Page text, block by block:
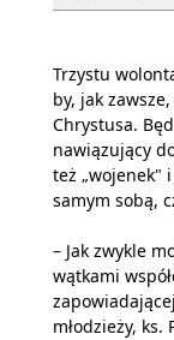
Trzystu
by, jak
Chrystusa.
nawiązujący
też „wojenek"
samym sobą,
– Jak zwykle
wątkami
młodzieży, ks.